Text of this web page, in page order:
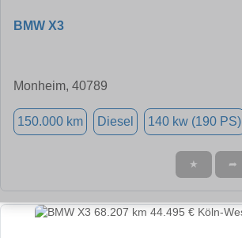
BMW X3
Monheim, 40789
150.000 km Diesel 140 kw (190 PS)
★ ➦